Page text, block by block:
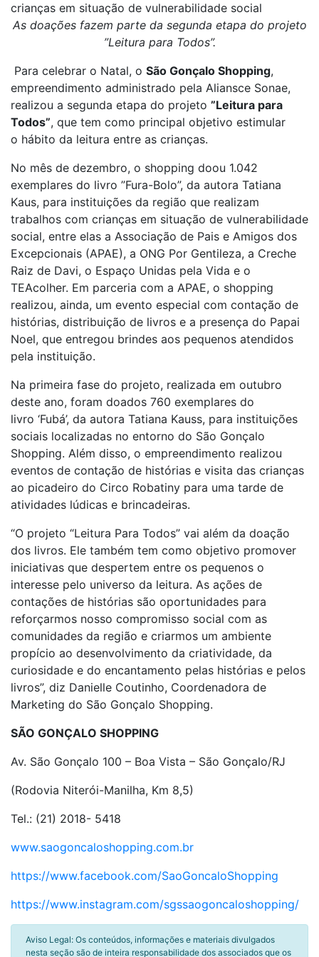
crianças em situação de vulnerabilidade social
As doações fazem parte da segunda etapa do projeto
”Leitura para Todos”.
Para celebrar o Natal, o São Gonçalo Shopping,
empreendimento administrado pela Aliansce Sonae,
realizou a segunda etapa do projeto ”Leitura para
Todos”, que tem como principal objetivo estimular
o hábito da leitura entre as crianças.
No mês de dezembro, o shopping doou 1.042
exemplares do livro ”Fura-Bolo”, da autora Tatiana
Kaus, para instituições da região que realizam
trabalhos com crianças em situação de vulnerabilidade
social, entre elas a Associação de Pais e Amigos dos
Excepcionais (APAE), a ONG Por Gentileza, a Creche
Raiz de Davi, o Espaço Unidas pela Vida e o
TEAcolher. Em parceria com a APAE, o shopping
realizou, ainda, um evento especial com contação de
histórias, distribuição de livros e a presença do Papai
Noel, que entregou brindes aos pequenos atendidos
pela instituição.
Na primeira fase do projeto, realizada em outubro
deste ano, foram doados 760 exemplares do
livro ‘Fubá’, da autora Tatiana Kauss, para instituições
sociais localizadas no entorno do São Gonçalo
Shopping. Além disso, o empreendimento realizou
eventos de contação de histórias e visita das crianças
ao picadeiro do Circo Robatiny para uma tarde de
atividades lúdicas e brincadeiras.
“O projeto “Leitura Para Todos” vai além da doação
dos livros. Ele também tem como objetivo promover
iniciativas que despertem entre os pequenos o
interesse pelo universo da leitura. As ações de
contações de histórias são oportunidades para
reforçarmos nosso compromisso social com as
comunidades da região e criarmos um ambiente
propício ao desenvolvimento da criatividade, da
curiosidade e do encantamento pelas histórias e pelos
livros”, diz Danielle Coutinho, Coordenadora de
Marketing do São Gonçalo Shopping.
SÃO GONÇALO SHOPPING
Av. São Gonçalo 100 – Boa Vista – São Gonçalo/RJ
(Rodovia Niterói-Manilha, Km 8,5)
Tel.: (21) 2018- 5418
www.saogoncaloshopping.com.br
https://www.facebook.com/SaoGoncaloShopping
https://www.instagram.com/sgssaogoncaloshopping/
Aviso Legal: Os conteúdos, informações e materiais divulgados
nesta seção são de inteira responsabilidade dos associados que os